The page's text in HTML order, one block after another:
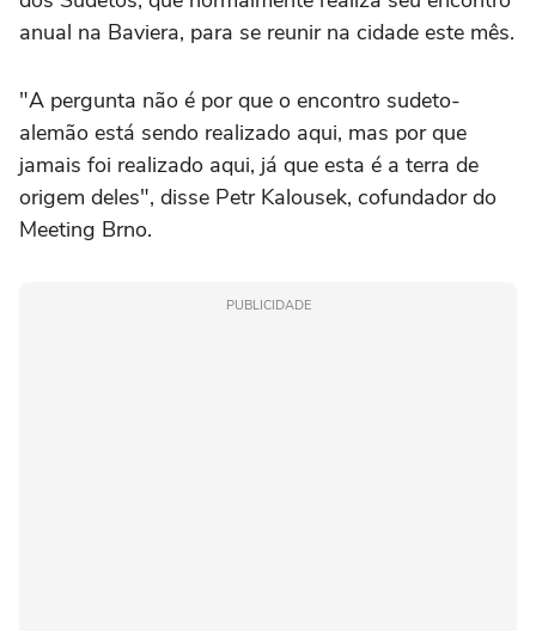
anual na Baviera, para se reunir na cidade este mês.
"A pergunta não é por que o encontro sudeto-
alemão está sendo realizado aqui, mas por que
jamais foi realizado aqui, já que esta é a terra de
origem deles", disse Petr Kalousek, cofundador do
Meeting Brno.
PUBLICIDADE